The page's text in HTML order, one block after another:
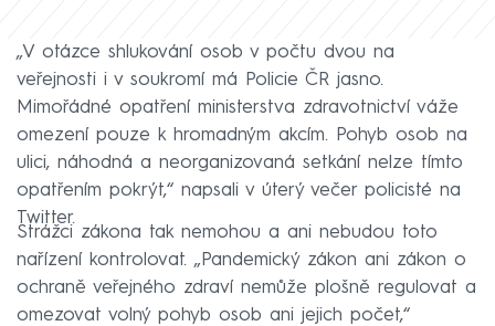
„V otázce shlukování osob v počtu dvou na
veřejnosti i v soukromí má Policie ČR jasno.
Mimořádné opatření ministerstva zdravotnictví váže
omezení pouze k hromadným akcím. Pohyb osob na
ulici, náhodná a neorganizovaná setkání nelze tímto
opatřením pokrýt,“ napsali v úterý večer policisté na
Twitter.
Strážci zákona tak nemohou a ani nebudou toto
nařízení kontrolovat. „Pandemický zákon ani zákon o
ochraně veřejného zdraví nemůže plošně regulovat a
omezovat volný pohyb osob ani jejich počet,“